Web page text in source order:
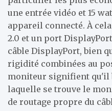
une entrée vidéo et 15
appareil connecté. À
2.0 et un port
câble DisplayPort, bien
rigidité combinées au
moniteur signifient qu'il
laquelle se trouve le
de routage propre du